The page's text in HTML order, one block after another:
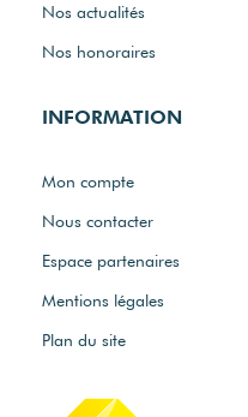
Nos actualités
Nos honoraires
INFORMATION
Mon compte
Nous contacter
Espace partenaires
Mentions légales
Plan du site